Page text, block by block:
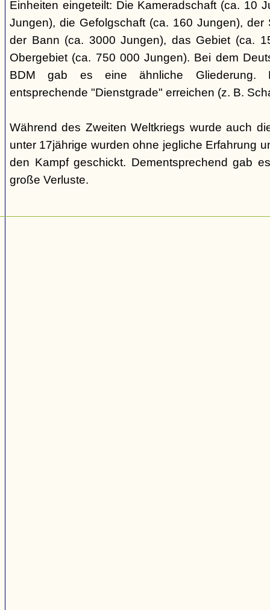
Einheiten eingeteilt: Die Kameradschaft (ca. 10
Jungen), die Gefolgschaft (ca. 160 Jungen), der
der Bann (ca. 3000 Jungen), das Gebiet (ca.
Obergebiet (ca. 750 000 Jungen). Bei dem
BDM gab es eine ähnliche Gliederung.
entsprechende "Dienstgrade" erreichen (z. B.
Während des Zweiten Weltkriegs wurde auch
unter 17jährige wurden ohne jegliche Erfahrung
den Kampf geschickt. Dementsprechend gab
große Verluste.